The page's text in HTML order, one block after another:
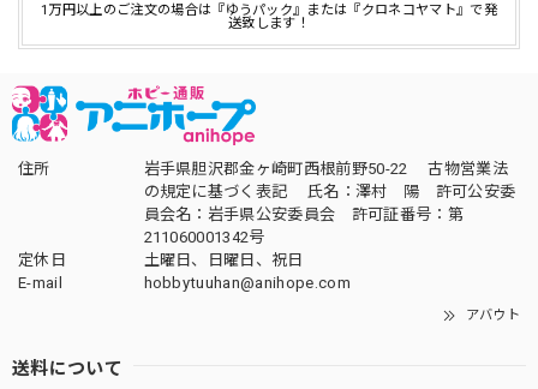
1万円以上のご注文の場合は『ゆうパック』または『クロネコヤマト』で発
送致します！
住所
岩手県胆沢郡金ヶ崎町西根前野50-22 古物営業法
の規定に基づく表記 氏名：澤村 陽 許可公安委
員会名：岩手県公安委員会 許可証番号：第
211060001342号
定休日
土曜日、日曜日、祝日
E-mail
hobbytuuhan@anihope.com
アバウト
送料について